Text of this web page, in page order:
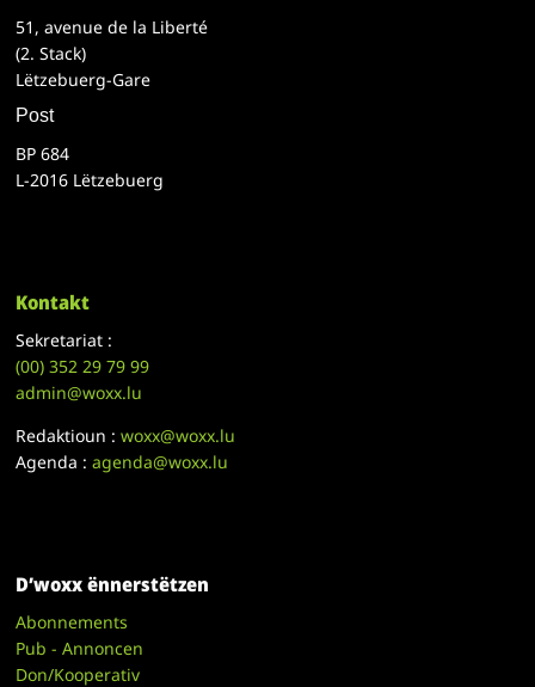
51, avenue de la Liberté
(2. Stack)
Lëtzebuerg-Gare
Post
BP 684
L-2016 Lëtzebuerg
Kontakt
Sekretariat :
(00)352 29 79 99
admin@woxx.lu
Redaktioun :woxx@woxx.lu
Agenda :agenda@woxx.lu
D’woxx ënnerstëtzen
Abonnements
Pub - Annoncen
Don/Kooperativ